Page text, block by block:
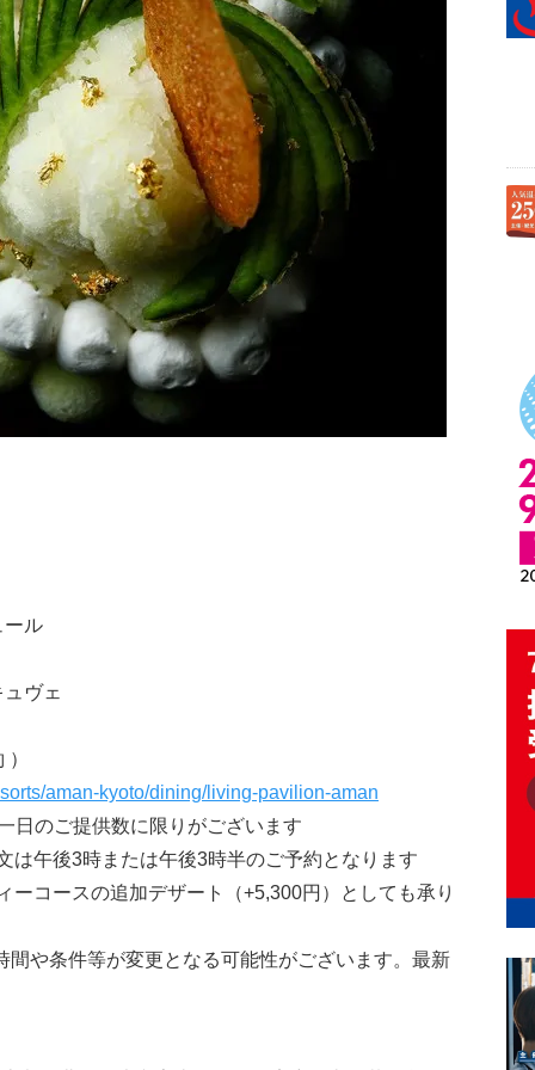
ル
ヴェ
aman-kyoto/dining/living-pavilion-aman
のご提供数に限りがございます
午後3時または午後3時半のご予約となります
コースの追加デザート（+5,300円）としても承り
や条件等が変更となる可能性がございます。最新